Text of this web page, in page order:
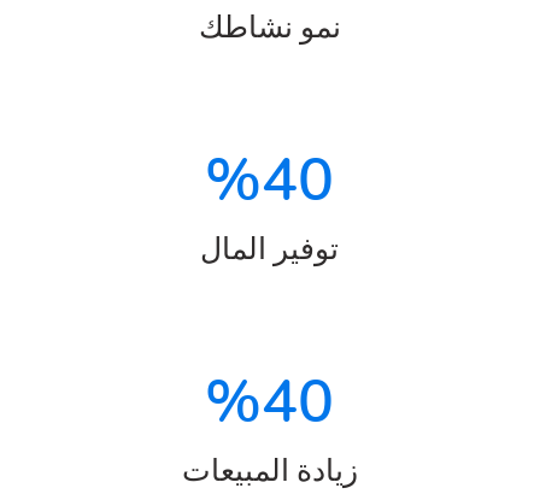
نمو نشاطك
40
%
توفير المال
40
%
زيادة المبيعات